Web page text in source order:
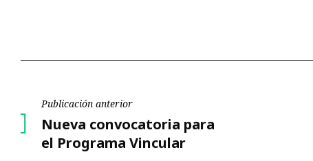
Navegación
de
Publicación anterior
Publicación
anterior
Nueva convocatoria para
el Programa Vincular